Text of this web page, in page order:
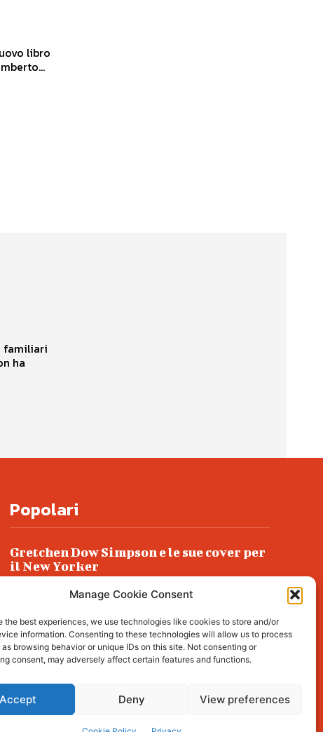
Manage Cookie Consent
the best experiences, we use technologies like cookies to store and/or
information. Consenting to these technologies will allow us to process
browsing behavior or unique IDs on this site. Not consenting or
consent, may adversely affect certain features and functions.
Accept Deny View preferences
libro
familiari
ha
Popolari
Gretchen Dow Simpson e le sue cover per
il New Yorker
Ancora dossieraggi e schedature
Podlech, il Cile lo ha condannato
all’ergastolo
Era ubriaca…
about living, lifestyle,